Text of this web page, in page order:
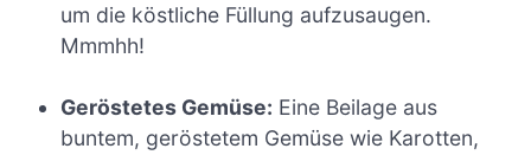
um die köstliche Füllung aufzusaugen.
Mmmhh!
Geröstetes Gemüse: Eine Beilage aus
buntem, geröstetem Gemüse wie Karotten,